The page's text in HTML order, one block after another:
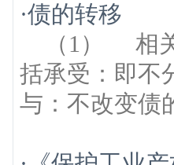
·债的转移
（1） 相
括承受：即不
与：不改变债